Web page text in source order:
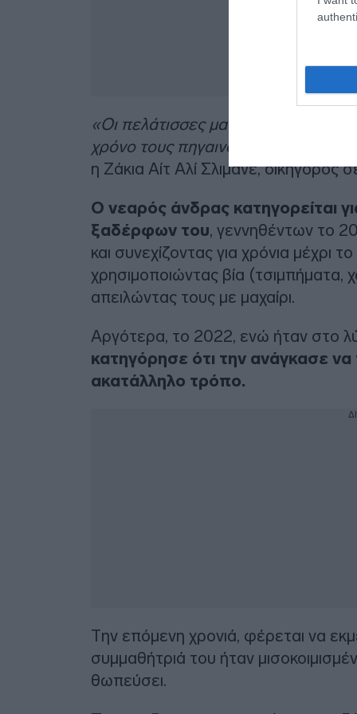
«Οι πελάτισσες μας ανησυχούν,
χρόνο τους πηγαινοερχόμενες σε
η Ζάκια Αίτ Αλί Σλιμανέ, δικηγόρος
Ο νεαρός άνδρας κατηγορείται
ξαδέρφων του, γεννηθέντων το
και συνεχίζοντας για χρόνια μέχρι
χρησιμοποιώντας βία (τσιμπήματα,
απειλώντας τους με μαχαίρι.
Αργότερα, το 2022, ενώ ήταν στο
κατηγόρησε ότι την ανάγκασε να
ακατάλληλο τρόπο.
Την επόμενη χρονιά, φέρεται να
συμμαθήτριά του ήταν
θωπεύσει.